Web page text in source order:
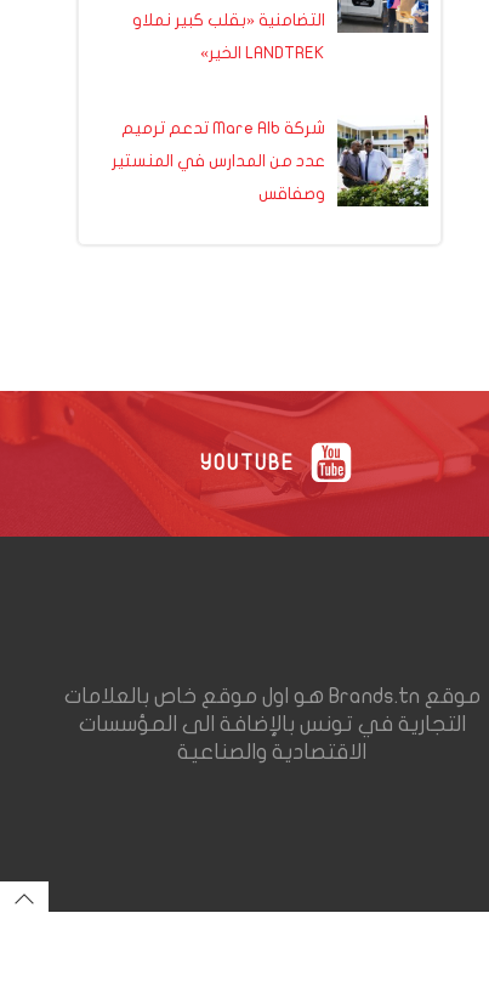
التضامنية «بقلب كبير نملاو
LANDTREK الخير»
شركة Mare Alb تدعم ترميم
عدد من المدارس في المنستير
وصفاقس
YOUTUBE
موقع Brands.tn هو اول موقع خاص بالعلامات
التجارية في تونس بالإضافة الى المؤسسات
الاقتصادية والصناعية